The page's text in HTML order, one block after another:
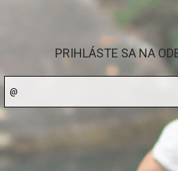
PRIHLÁSTE SA NA